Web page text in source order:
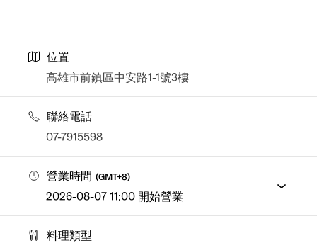
位置
高雄市前鎮區中安路1-1號3樓
聯絡電話
07-7915598
營業時間 (GMT+8)
2026-08-07 11:00 開始營業
料理類型